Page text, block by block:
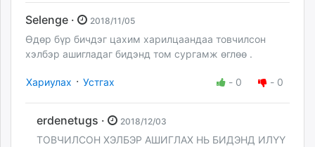
Selenge · 2018/11/05
Өдөр бүр бичдэг цахим харилцаандаа товчилсон
хэлбэр ашигладаг бидэнд том сургамж өглөө .
Хариулах · Устгах - 0 - 0
erdenetugs · 2018/12/03
ТОВЧИЛСОН ХЭЛБЭР АШИГЛАХ НЬ БИДЭНД ИЛҮҮ